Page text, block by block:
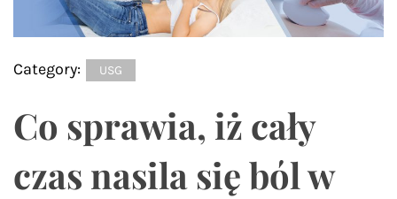
Category: USG
Co sprawia, iż cały
czas nasila się ból w